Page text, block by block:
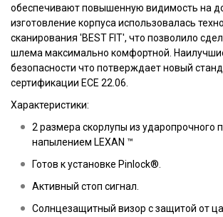
обеспечивают повышенную видимость на
изготовление корпуса использовалась
сканирования 'BEST FIT', что позволило
шлема максимально комфортной.
безопасности что потверждает новый
сертификации ECE 22.06.
Характеристики:
2 размера скорлупы из ударопрочного
напылением LEXAN ™
Готов к установке Pinlock®.
Активный стоп сигнал.
Солнцезащитный визор с защитой от